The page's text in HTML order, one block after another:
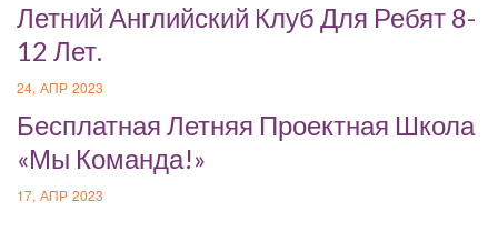
Летний Английский Клуб Для Ребят 8-
12 Лет.
24, АПР 2023
Бесплатная Летняя Проектная Школа
«Мы Команда!»
17, АПР 2023